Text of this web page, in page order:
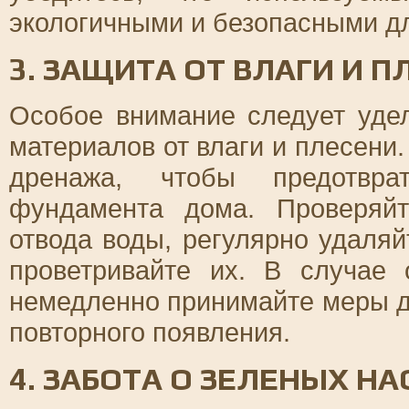
экологичными и безопасными
3. ЗАЩИТА ОТ ВЛАГИ И
Особое внимание следует
материалов от влаги и
дренажа, чтобы
фундамента дома.
отвода воды, регулярно
проветривайте их. В случае
немедленно принимайте меры
повторного появления.
4. ЗАБОТА О ЗЕЛЕНЫХ